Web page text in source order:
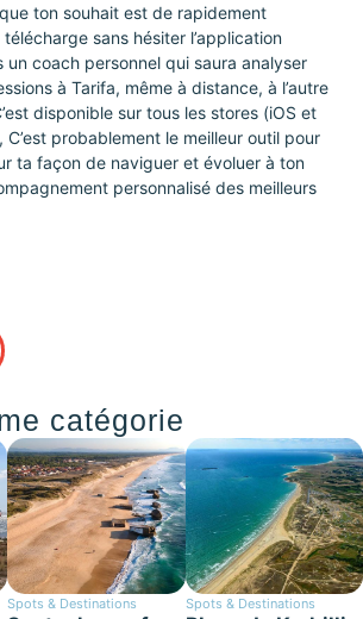
ton souhait est de rapidement
sans hésiter l’application
un coach personnel qui saura analyser
à Tarifa, même à distance, à l’autre
disponible sur tous les stores (iOS et
probablement le meilleur outil pour
ta façon de naviguer et évoluer à ton
personnalisé des meilleurs
catégorie
Spots & Destinations Spots & Destinations